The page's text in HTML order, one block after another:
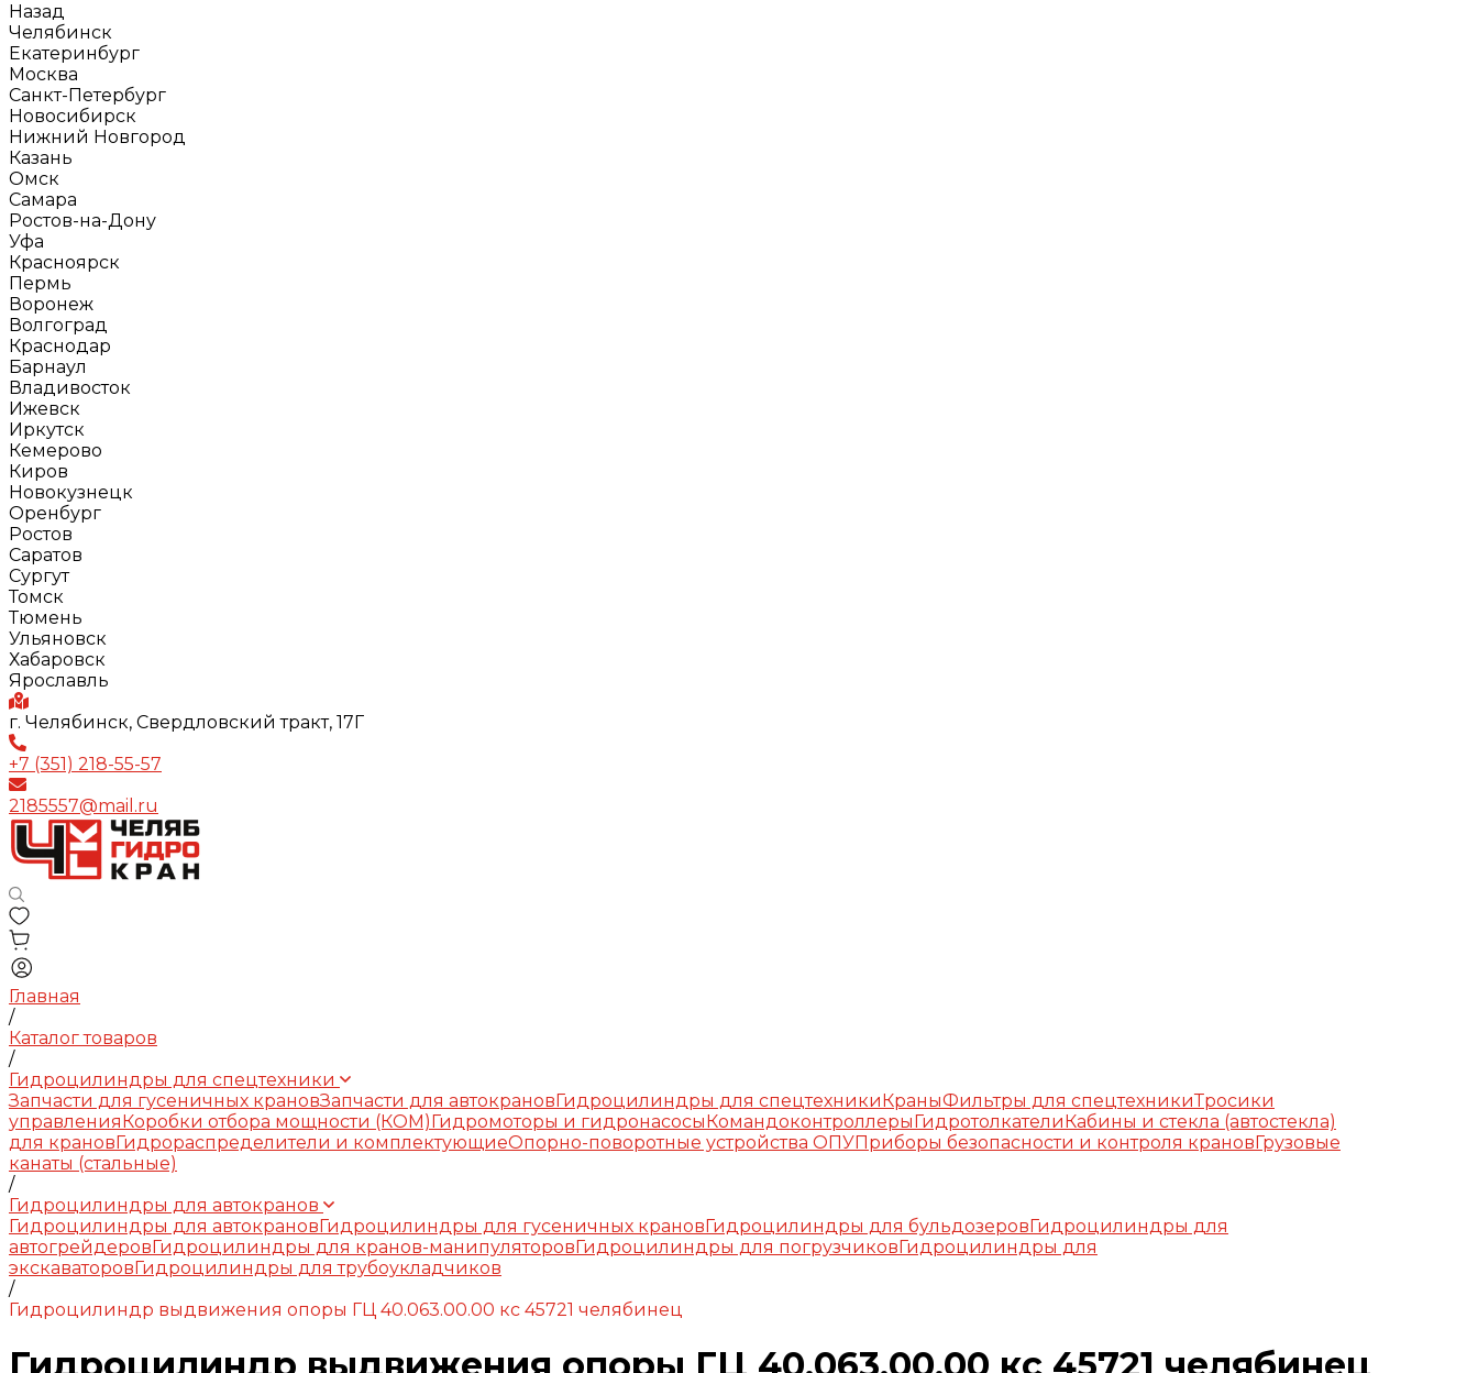
Назад
Челябинск
Екатеринбург
Москва
Санкт-Петербург
Новосибирск
Нижний Новгород
Казань
Омск
Самара
Ростов-на-Дону
Уфа
Красноярск
Пермь
Воронеж
Волгоград
Краснодар
Барнаул
Владивосток
Ижевск
Иркутск
Кемерово
Киров
Новокузнецк
Оренбург
Ростов
Саратов
Сургут
Томск
Тюмень
Ульяновск
Хабаровск
Ярославль
г. Челябинск, Свердловский тракт, 17Г
+7 (351) 218-55-57
2185557@mail.ru
Главная
/
Каталог товаров
/
Гидроцилиндры для спецтехники
Запчасти для гусеничных крановЗапчасти для автокрановГидроцилиндры для спецтехникиКраныФильтры для спецтехникиТросики
управленияКоробки отбора мощности (КОМ)Гидромоторы и гидронасосыКомандоконтроллерыГидротолкателиКабины и стекла (автостекла)
для крановГидрораспределители и комплектующиеОпорно-поворотные устройства ОПУПриборы безопасности и контроля крановГрузовые
канаты (стальные)
/
Гидроцилиндры для автокранов
Гидроцилиндры для автокрановГидроцилиндры для гусеничных крановГидроцилиндры для бульдозеровГидроцилиндры для
автогрейдеровГидроцилиндры для кранов-манипуляторовГидроцилиндры для погрузчиковГидроцилиндры для
экскаваторовГидроцилиндры для трубоукладчиков
/
Гидроцилиндр выдвижения опоры ГЦ 40.063.00.00 кс 45721 челябинец